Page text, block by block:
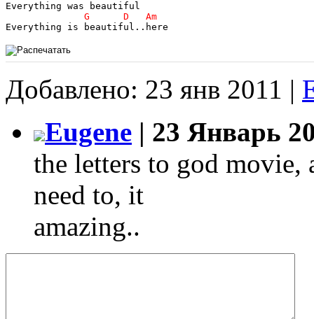
Everything is beautiful..here
Добавлено: 23 янв 2011 |
Eugene | 23 Январь
the letters to god movie,
need to, it
amazing..